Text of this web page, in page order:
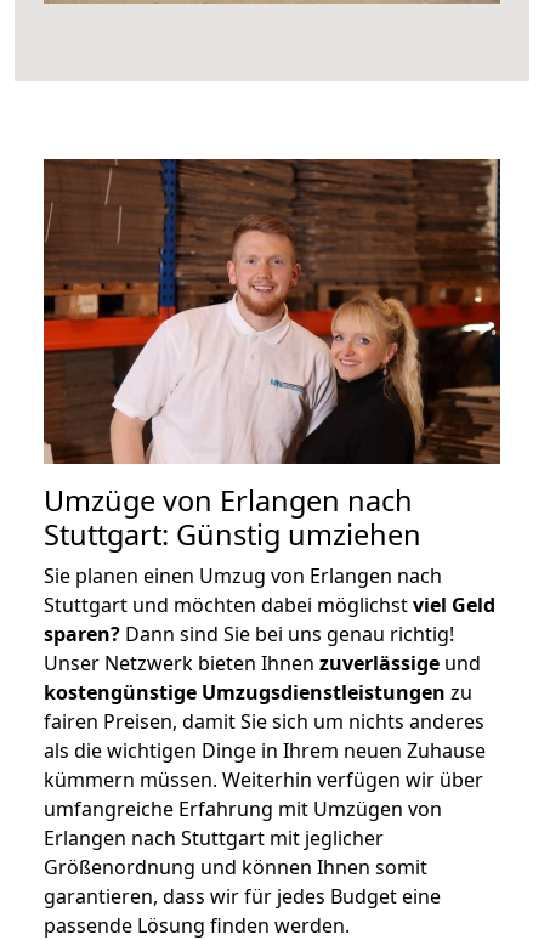
Umzüge von Erlangen nach
Stuttgart: Günstig umziehen
Sie planen einen Umzug von Erlangen nach
Stuttgart und möchten dabei möglichstviel Geld
sparen? Dann sind Sie bei uns genau richtig!
Unser Netzwerk bieten Ihnen zuverlässige und
kostengünstige Umzugsdienstleistungen zu
fairen Preisen, damit Sie sich um nichts anderes
als die wichtigen Dinge in Ihrem neuen Zuhause
kümmern müssen. Weiterhin verfügen wir über
umfangreiche Erfahrung mit Umzügen von
Erlangen nach Stuttgart mit jeglicher
Größenordnung und können Ihnen somit
garantieren, dass wir für jedes Budget eine
passende Lösung finden werden.